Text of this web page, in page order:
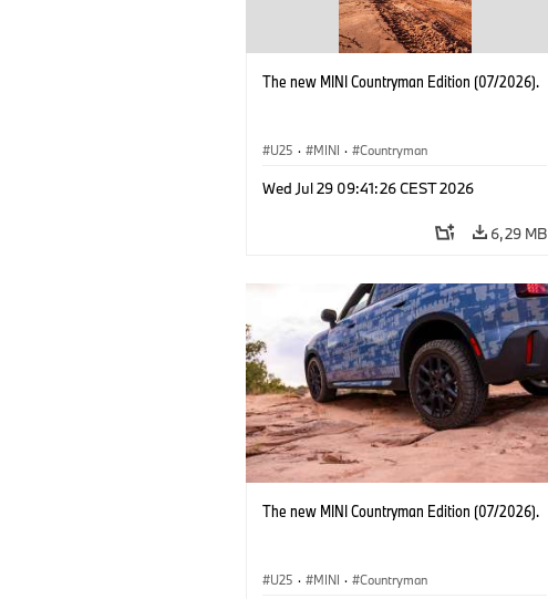
The new MINI Countryman Edition (07/2026).
U25 · MINI · Countryman
Wed Jul 29 09:41:26 CEST 2026
6,29 MB
The new MINI Countryman Edition (07/2026).
U25 · MINI · Countryman